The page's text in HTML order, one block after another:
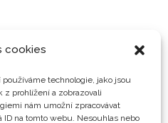
cookies
technologie, jako jsou
z prohlížení a zobrazovali
nám umožní zpracovávat
na tomto webu. Nesouhlas nebo